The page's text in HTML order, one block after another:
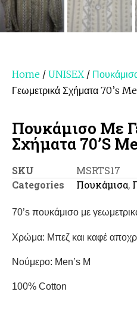
Home / UNISEX/
Γεωμετρικά Σχήματα 70’s
Πουκάμισο Με
Σχήματα 70’s
SKU
MSRTS17
Categories
Πουκάμισα,
70’s πουκάμισο με
Χρώμα: Μπεζ και καφέ
Νούμερο: Μen’s M
100% Cotton